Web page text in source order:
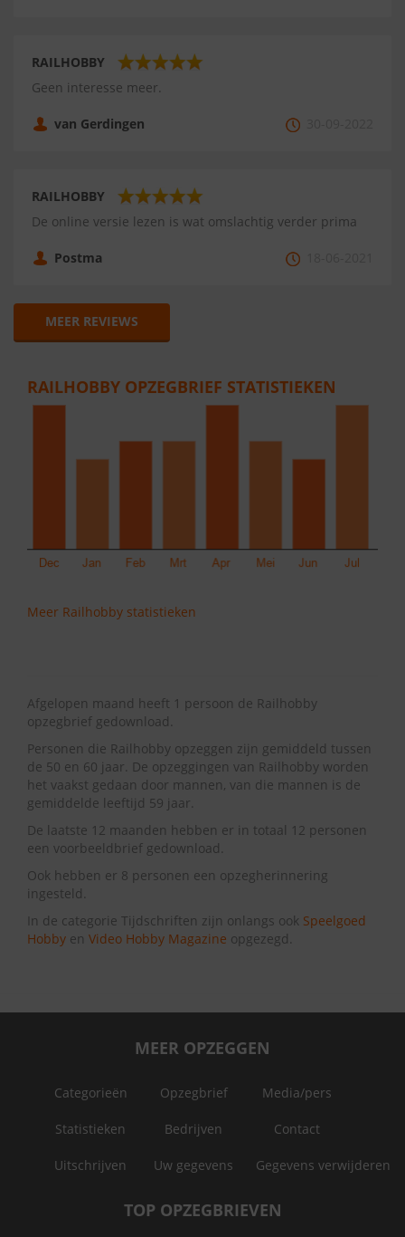
RAILHOBBY
Geen interesse meer.
van Gerdingen
RAILHOBBY
De online versie lezen is wat omslachtig verder prima
Postma
MEER REVIEWS
RAILHOBBY OPZEGBRIEF STATISTIEKEN
Meer Railhobby statistieken
Afgelopen maand heeft 1 persoon de Railhobby
opzegbrief gedownload.
Personen die Railhobby opzeggen zijn gemiddeld tussen
de 50 en 60 jaar. De opzeggingen van Railhobby worden
het vaakst gedaan door mannen, van die mannen is de
gemiddelde leeftijd 59 jaar.
De laatste 12 maanden hebben er in totaal 12 personen
een voorbeeldbrief gedownload.
Ook hebben er 8 personen een opzegherinnering
ingesteld.
In de categorie Tijdschriften zijn onlangs ook Speelgoed
Hobby en Video Hobby Magazine opgezegd.
MEER OPZEGGEN
Categorieën Opzegbrief Media/pers
Statistieken Bedrijven Contact
Uitschrijven Uw gegevens Gegevens verwijderen
TOP OPZEGBRIEVEN